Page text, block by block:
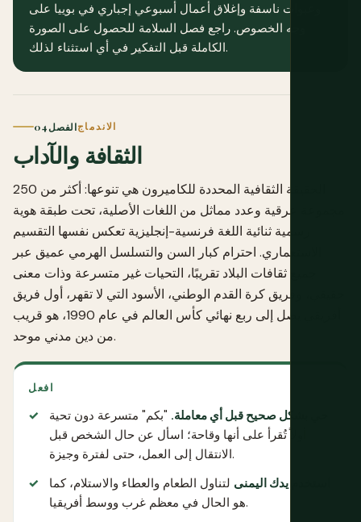
وعبوات ناسفة وإغلاق أعمال أسبوعي إجباري في بوييا على
وجه الخصوص. راجع فصل السلامة للحصول على الصورة
الكاملة قبل التفكير في أي استثناء لذلك.
الفصل 04الاندماج
الثقافة والآداب
الحقيقة الثقافية المحددة للكاميرون هي تنوعها: أكثر من 250
مجموعة عرقية وعدد مماثل من اللغات الأصلية، تحت طبقة هوية
رسمية ثنائية اللغة فرنسية-إنجليزية تعكس نفسها التقسيم
الاستعماري. احترام كبار السن والتسلسل الهرمي عميق عبر
جميع ثقافات البلاد تقريبًا، التحيات غير متسرعة وذات معنى
حقيقي، وفريق كرة القدم الوطني، الأسود التي لا تقهر، أول فريق
أفريقي يصل إلى ربع نهائي كأس العالم في عام 1990، هو قريب
من دين مدني موحد.
افعل
حي بشكل صحيح قبل أي معاملة. "بكم" متسرعة دون تحية
أولاً تُقرأ على أنها وقاحة؛ اسأل عن حال الشخص قبل
الانتقال إلى العمل، حتى لفترة وجيزة.
استخدم يدك اليمنى لتناول الطعام والعطاء والاستلام، كما
هو الحال في معظم غرب ووسط أفريقيا.